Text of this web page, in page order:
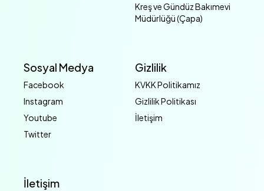
Kreş ve Gündüz Bakımevi
Müdürlüğü (Çapa)
Sosyal Medya
Facebook
Instagram
Youtube
Twitter
Gizlilik
KVKK Politikamız
Gizlilik Politikası
İletişim
İletişim